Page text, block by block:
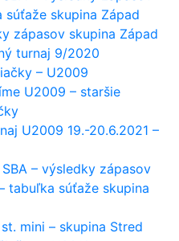
súťaže skupina Západ
zápasov skupina Západ
turnaj 9/2020
– U2009
U2009 – staršie
U2009 19.-20.6.2021 –
– výsledky zápasov
tabuľka súťaže skupina
mini – skupina Stred